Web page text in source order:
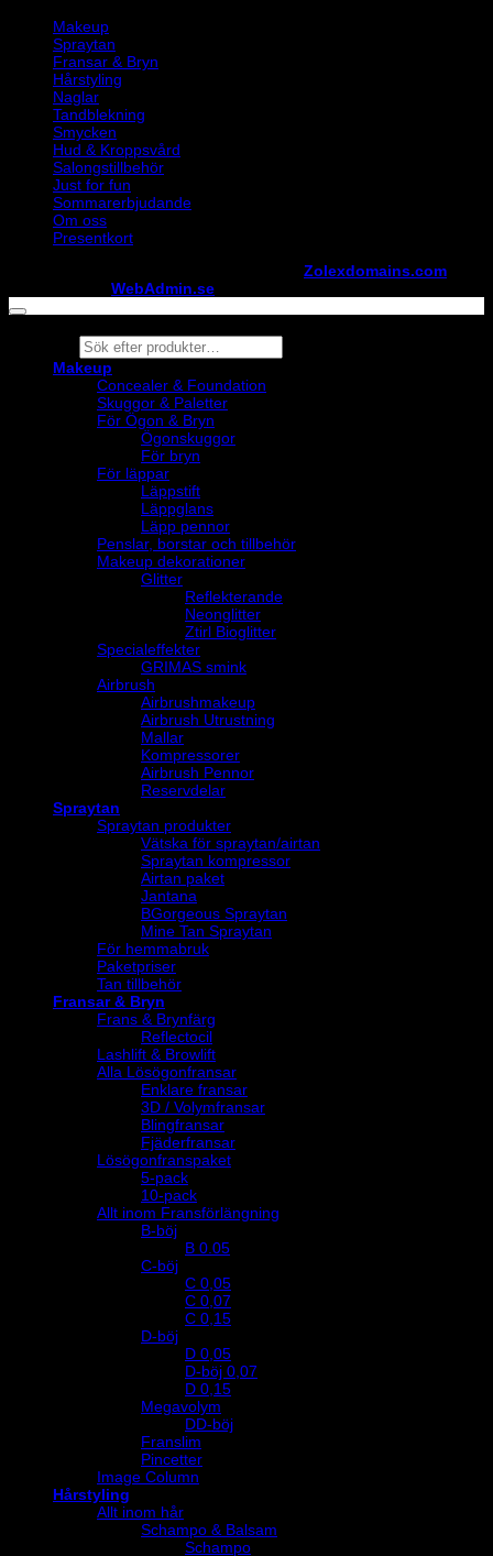
Makeup
Spraytan
Fransar & Bryn
Hårstyling
Naglar
Tandblekning
Smycken
Hud & Kroppsvård
Salongstillbehör
Just for fun
Sommarerbjudande
Om oss
Presentkort
Zolexdomains.com
WebAdmin.se
Products
search
Makeup
Concealer & Foundation
Skuggor & Paletter
För Ögon & Bryn
Ögonskuggor
För bryn
För läppar
Läppstift
Läppglans
Läpp pennor
Penslar, borstar och tillbehör
Makeup dekorationer
Glitter
Reflekterande
Neonglitter
Ztirl Bioglitter
Specialeffekter
GRIMAS smink
Airbrush
Airbrushmakeup
Airbrush Utrustning
Mallar
Kompressorer
Airbrush Pennor
Reservdelar
Spraytan
Spraytan produkter
Vätska för spraytan/airtan
Spraytan kompressor
Airtan paket
Jantana
BGorgeous Spraytan
Mine Tan Spraytan
För hemmabruk
Paketpriser
Tan tillbehör
Fransar & Bryn
Frans & Brynfärg
Reflectocil
Lashlift & Browlift
Alla Lösögonfransar
Enklare fransar
3D / Volymfransar
Blingfransar
Fjäderfransar
Lösögonfranspaket
5-pack
10-pack
Allt inom Fransförlängning
B-böj
B 0.05
C-böj
C 0,05
C 0,07
C 0,15
D-böj
D 0,05
D-böj 0,07
D 0,15
Megavolym
DD-böj
Franslim
Pincetter
Image Column
Hårstyling
Allt inom hår
Schampo & Balsam
Schampo